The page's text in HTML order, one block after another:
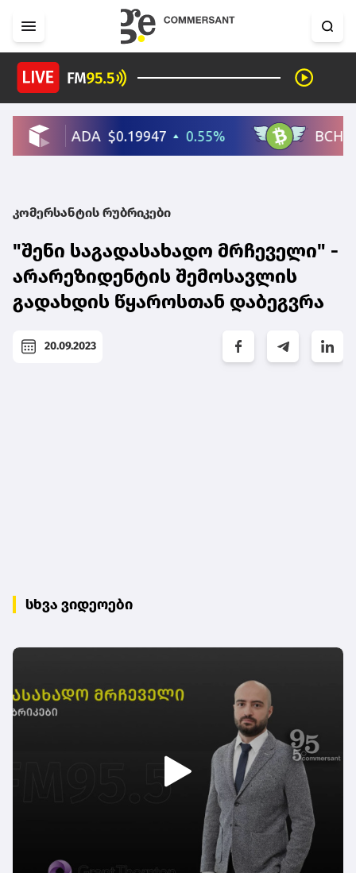
კომერსანტის რუბრიკები
"შენი საგადასახადო მრჩეველი" -
არარეზიდენტის შემოსავლის
გადახდის წყაროსთან დაბეგვრა
20.09.2023
სხვა ვიდეოები